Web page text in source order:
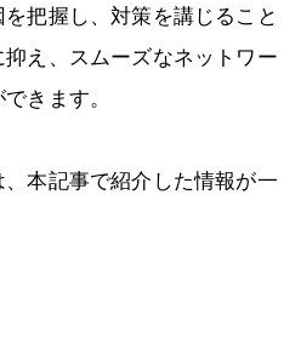
把握し、対策を講じること
え、スムーズなネットワー
きます。
本記事で紹介した情報が一